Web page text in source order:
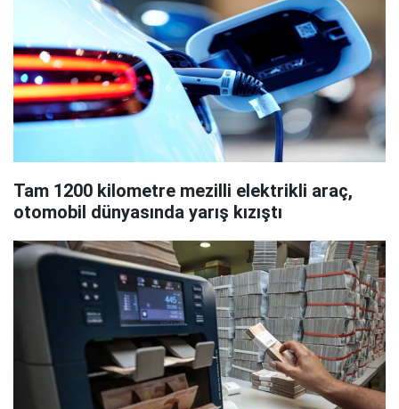
Tam 1200 kilometre mezilli elektrikli araç,
otomobil dünyasında yarış kızıştı